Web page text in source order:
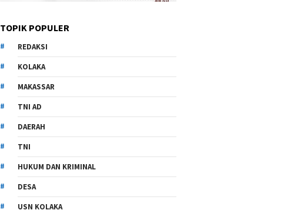
TOPIK POPULER
REDAKSI
KOLAKA
MAKASSAR
TNI AD
DAERAH
TNI
HUKUM DAN KRIMINAL
DESA
USN KOLAKA